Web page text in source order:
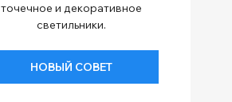
точечное и декоративное
светильники.
НОВЫЙ СОВЕТ